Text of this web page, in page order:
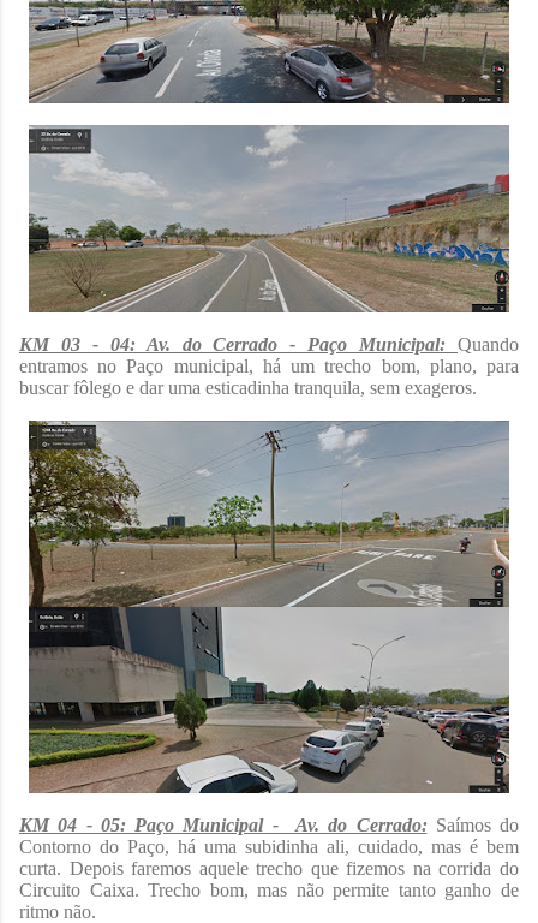
KM 03 - 04: Av. do Cerrado - Paço Municipal: Quando
entramos no Paço municipal, há um trecho bom, plano, para
buscar fôlego e dar uma esticadinha tranquila, sem exageros.
KM 04 - 05: Paço Municipal - Av. do Cerrado:Saímos do
Contorno do Paço, há uma subidinha ali, cuidado, mas é bem
curta. Depois faremos aquele trecho que fizemos na corrida do
Circuito Caixa. Trecho bom, mas não permite tanto ganho de
ritmo não.